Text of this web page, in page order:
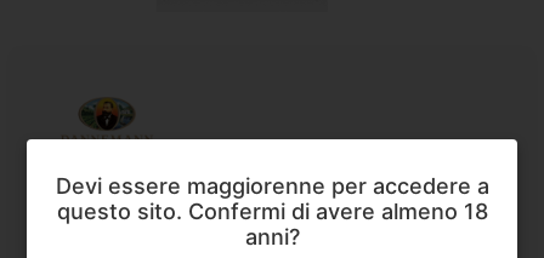
Dannemann,Moods, Sigari
Dannemann Moods Gold Filter
Dannemann Moods Gold Filterè la scelta ideale per
chi cerca un sigaro elegante e raffinato, perfetto per
Devi essere maggiorenne per accedere a
questo sito. Confermi di avere almeno 18
anni?